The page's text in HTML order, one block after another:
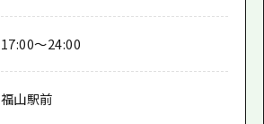
17:00～24:00
福山駅前